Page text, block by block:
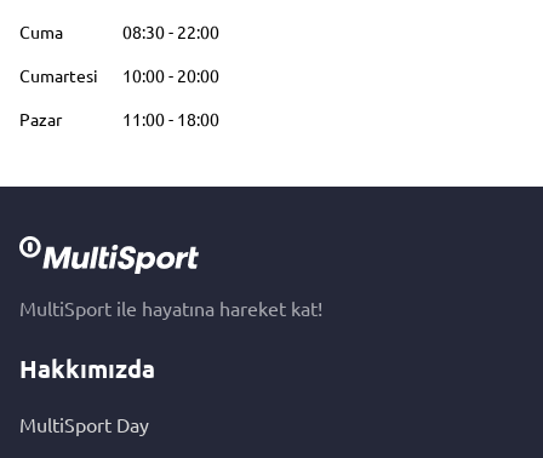
Cuma
08:30- 22:00
Cumartesi
10:00- 20:00
Pazar
11:00- 18:00
MultiSport ile hayatına hareket kat!
Hakkımızda
MultiSport Day